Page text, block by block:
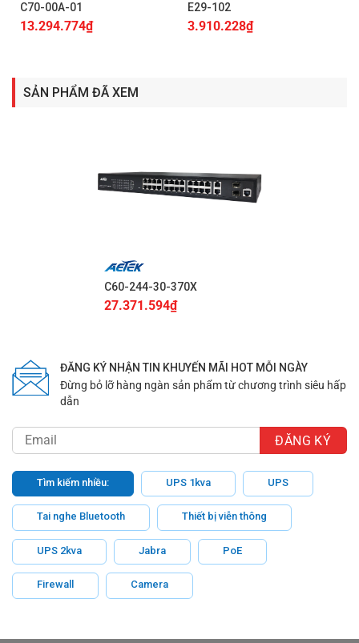
C70-00A-01
13.294.774₫
E29-102
3.910.228₫
SẢN PHẨM ĐÃ XEM
C60-244-30-370X
27.371.594₫
ĐĂNG KÝ NHẬN TIN KHUYẾN MÃI HOT MỖI NGÀY
Đừng bỏ lỡ hàng ngàn sản phẩm từ chương trình siêu hấp
dẫn
Tìm kiếm nhiều: UPS 1kva UPS
Tai nghe Bluetooth Thiết bị viễn thông
UPS 2kva Jabra PoE
Firewall Camera